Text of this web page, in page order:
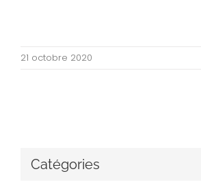
21 octobre 2020
Catégories